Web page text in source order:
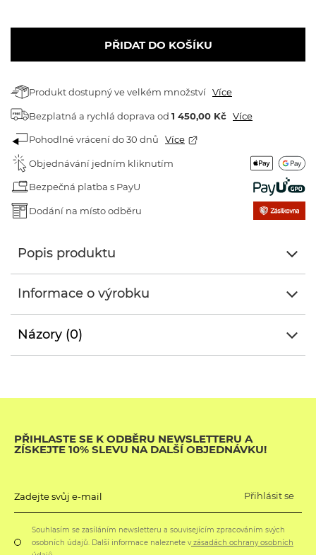
PŘIDAT DO KOŠÍKU
Produkt dostupný ve velkém množství Více
Bezplatná a rychlá doprava od 1 450,00 Kč Více
Pohodlné vrácení do 30 dnů Více
Objednávání jedním kliknutím
Bezpečná platba s PayU
Dodání na místo odběru
Popis produktu
Informace o výrobku
Názory (0)
PŘIHLASTE SE K ODBĚRU NEWSLETTERU A
ZÍSKEJTE 10% SLEVU NA DALŠÍ OBJEDNÁVKU!
Zadejte svůj e-mail Přihlásit se
Souhlasím se zasíláním newsletteru a souvisejícím zpracováním svých
osobních údajů. Další informace naleznete vzásadách ochrany osobních